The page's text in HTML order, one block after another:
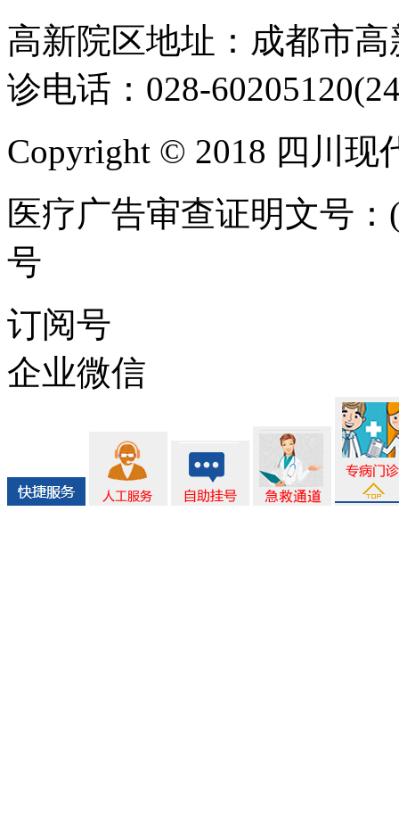
高新院区地址：成都市
诊电话：028-
Copyright © 2018 四川现
医疗广告审查证明文号
号
订阅号
企业微信